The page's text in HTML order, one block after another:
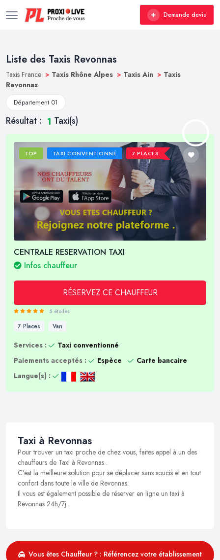
Demande devis
Liste des Taxis Revonnas
Taxis France > Taxis Rhône Alpes > Taxis Ain > Taxis
Revonnas
Département 01
Résultat : 1 Taxi(s)
TOP TAXI CONVENTIONNÉ 7 PLACES
CENTRALE RESERVATION TAXI
Infos chauffeur
RÉSERVEZ CE CHAUFFEUR
5 étoiles
7 Places Van
Services :
Taxi conventionné
Paiements acceptés :
Espèce
Carte bancaire
Langue(s) :
Taxi à Revonnas
Pour trouver un taxi proche de chez vous, faites appel à un des
chauffeurs de Taxi à Revonnas .
C’est la meilleure solution pour se déplacer sans soucis et en tout
confort dans toute la ville de Revonnas.
Il vous est également possible de réserver en ligne un taxi à
Revonnas 24h/7j .
Vous êtes Chauffeur ? : Référencez votre établissement